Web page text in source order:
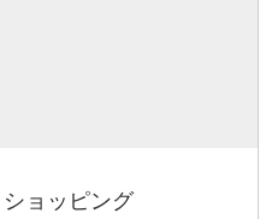
ショッピング